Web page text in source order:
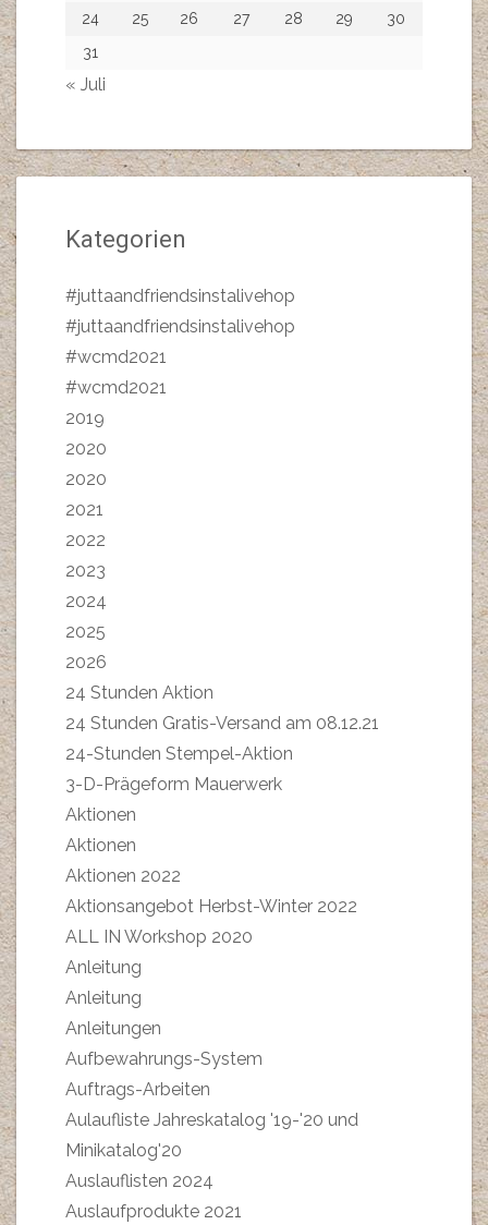
24
25 26 27 28 29
30
31
« Juli
Kategorien
#juttaandfriendsinstalivehop
#juttaandfriendsinstalivehop
#wcmd2021
#wcmd2021
2019
2020
2020
2021
2022
2023
2024
2025
2026
24 Stunden Aktion
24 Stunden Gratis-Versand am 08.12.21
24-Stunden Stempel-Aktion
3-D-Prägeform Mauerwerk
Aktionen
Aktionen
Aktionen 2022
Aktionsangebot Herbst-Winter 2022
ALL IN Workshop 2020
Anleitung
Anleitung
Anleitungen
Aufbewahrungs-System
Auftrags-Arbeiten
Aulaufliste Jahreskatalog '19-'20 und
Minikatalog'20
Auslauflisten 2024
Auslaufprodukte 2021